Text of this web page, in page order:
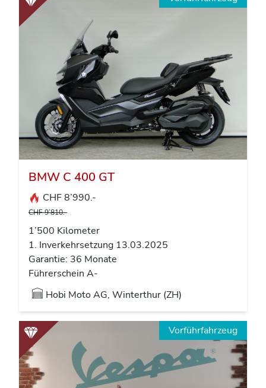
BMW C 400 GT
CHF 8’990.-
CHF 9’810.-
1’500 Kilometer
1. Inverkehrsetzung 13.03.2025
Garantie: 36 Monate
Führerschein A-
Hobi Moto AG, Winterthur (ZH)
Vorführfahrzeug